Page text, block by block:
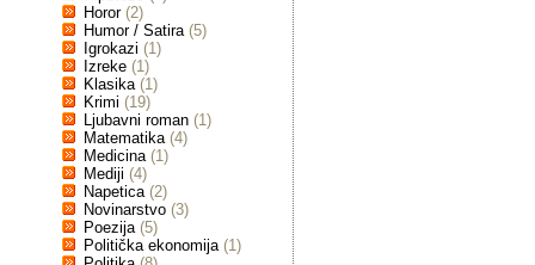
Horor (2)
Humor / Satira (5)
Igrokazi (1)
Izreke (1)
Klasika (1)
Krimi (19)
Ljubavni roman (1)
Matematika (4)
Medicina (1)
Mediji (4)
Napetica (2)
Novinarstvo (3)
Poezija (5)
Politička ekonomija (1)